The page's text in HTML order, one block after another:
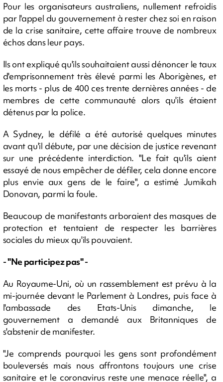
Pour les organisateurs australiens, nullement refroidis
par l'appel du gouvernement à rester chez soi en raison
de la crise sanitaire, cette affaire trouve de nombreux
échos dans leur pays.
Ils ont expliqué qu'ils souhaitaient aussi dénoncer le taux
d'emprisonnement très élevé parmi les Aborigènes, et
les morts - plus de 400 ces trente dernières années - de
membres de cette communauté alors qu'ils étaient
détenus par la police.
A Sydney, le défilé a été autorisé quelques minutes
avant qu'il débute, par une décision de justice revenant
sur une précédente interdiction. "Le fait qu'ils aient
essayé de nous empêcher de défiler, cela donne encore
plus envie aux gens de le faire", a estimé Jumikah
Donovan, parmi la foule.
Beaucoup de manifestants arboraient des masques de
protection et tentaient de respecter les barrières
sociales du mieux qu'ils pouvaient.
- "Ne participez pas" -
Au Royaume-Uni, où un rassemblement est prévu à la
mi-journée devant le Parlement à Londres, puis face à
l'ambassade des Etats-Unis dimanche, le
gouvernement a demandé aux Britanniques de
s'abstenir de manifester.
"Je comprends pourquoi les gens sont profondément
bouleversés mais nous affrontons toujours une crise
sanitaire et le coronavirus reste une menace réelle", a